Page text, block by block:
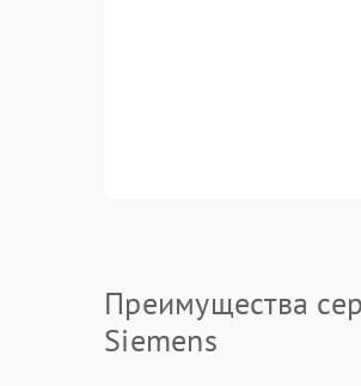
Преимущества
Siemens